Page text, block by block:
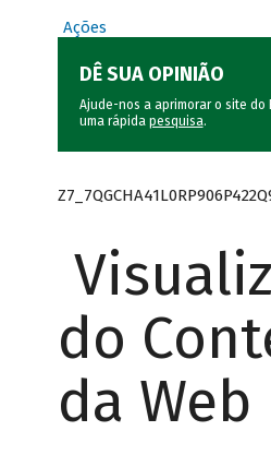
Ações
DÊ SUA OPINIÃO
Ajude-nos a aprimorar o site do
uma rápida pesquisa.
do
da Web